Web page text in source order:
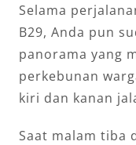
Selama
B29, Anda pun
panorama yang
perkebunan
kiri dan kanan
Saat malam tiba